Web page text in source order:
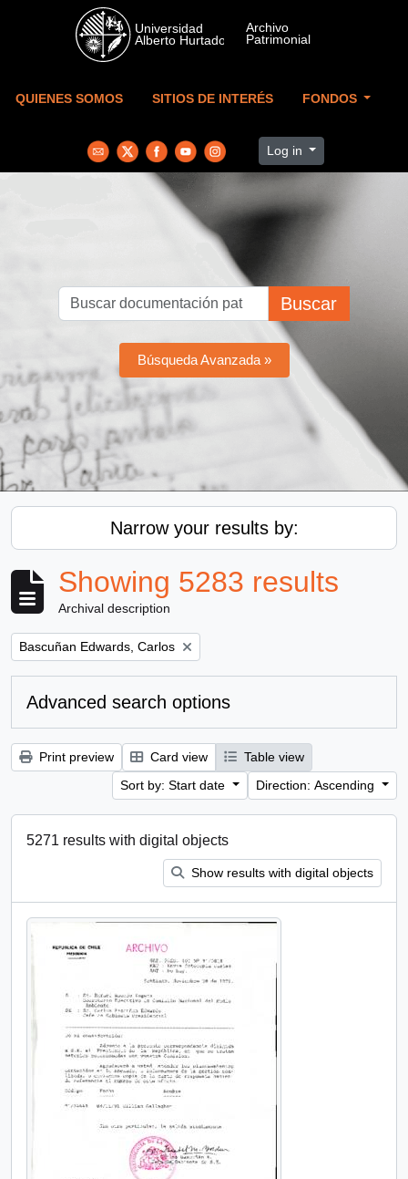
Skip to main content
QUIENES SOMOS SITIOS DE INTERÉS FONDOS
Log in
Buscar
Búsqueda Avanzada »
Narrow your results by:
Showing 5283 results
Archival description
Remove filter:
Bascuñan Edwards, Carlos
Advanced search options
Print preview Card view
Table view
Sort by: Start date
Direction: Ascending
5271 results with digital objects
Show results with digital objects